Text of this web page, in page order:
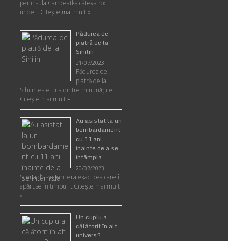
peninsula Camceatka câteva roci
unde …Citește mai mult »
Pădurea de
piatră de la
Sihilin
21/07/2023
Pădurea de
piatră de la
Sihilin este una dintre minunăţiile …
Citește mai mult »
Au asistat la un
bombardament
cu 11 ani
înainte de a se
întâmpla
20/07/2023
Scena distrugerii era exact cea care îi
apăruse în timpul …Citește mai mult
»
Un cuplu a
călătorit în alt
univers?